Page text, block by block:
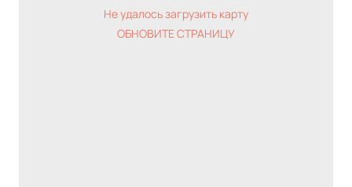
Не удалось загрузить карту
ОБНОВИТЕ СТРАНИЦУ